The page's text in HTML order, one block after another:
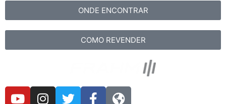
ONDE ENCONTRAR
COMO REVENDER